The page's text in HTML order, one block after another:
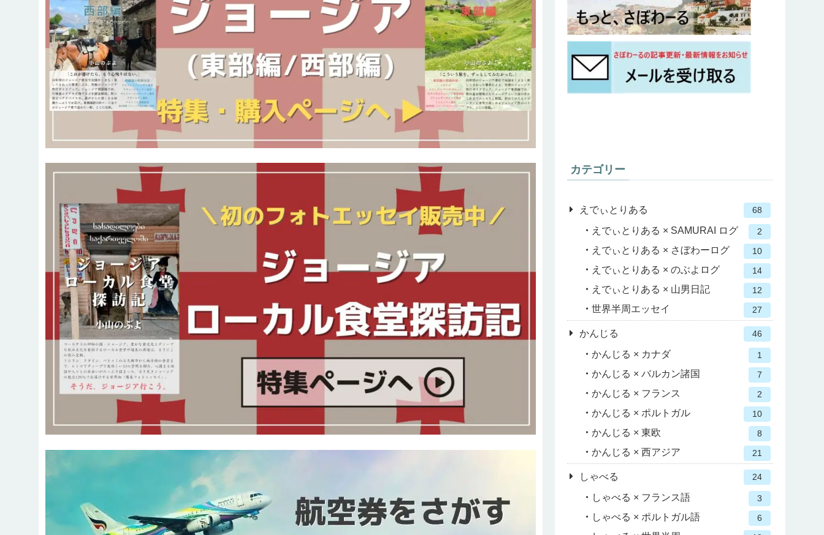
カテゴリー
えでぃとりある 68
えでぃとりある × SAMURAI ログ 2
えでぃとりある × さぼわーログ 10
えでぃとりある × のぶよログ 14
えでぃとりある × 山男日記 12
世界半周エッセイ 27
かんじる 46
かんじる × カナダ 1
かんじる × バルカン諸国 7
かんじる × フランス 2
かんじる × ポルトガル 10
かんじる × 東欧 8
かんじる × 西アジア 21
しゃべる 24
しゃべる × フランス語 3
しゃべる × ポルトガル語 6